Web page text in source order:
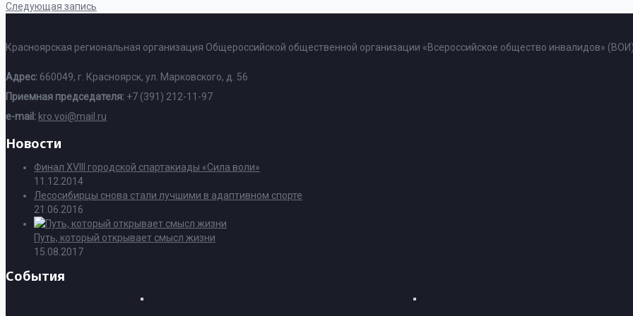
Следующая запись
Красноярская региональная организация Общероссийской общественной организации «Всероссийское общество инвалидов»
Адрес: 660049, г. Красноярск, ул. Марковского, д. 56
Приемная председателя: +7 (391) 212-11-97
e-mail: kro.voi@mail.ru
Новости
Финал XVIII городской спартакиады «Сила воли»
11.12.2014
Лесосибирцы снова стали лучшими в адаптивном спорте
21.06.2016
Путь, который открывает смысл жизни
15.08.2017
События